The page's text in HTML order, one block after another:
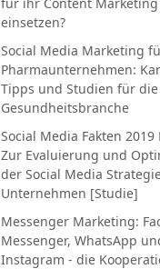
einsetzen?
Social Media Marketing
Pharmaunternehmen:
Tipps und Studien für die
Gesundheitsbranche
Social Media Fakten 2019
Zur Evaluierung und
der Social Media
Unternehmen [Studie]
Messenger Marketing:
Messenger, WhatsApp
Instagram - die